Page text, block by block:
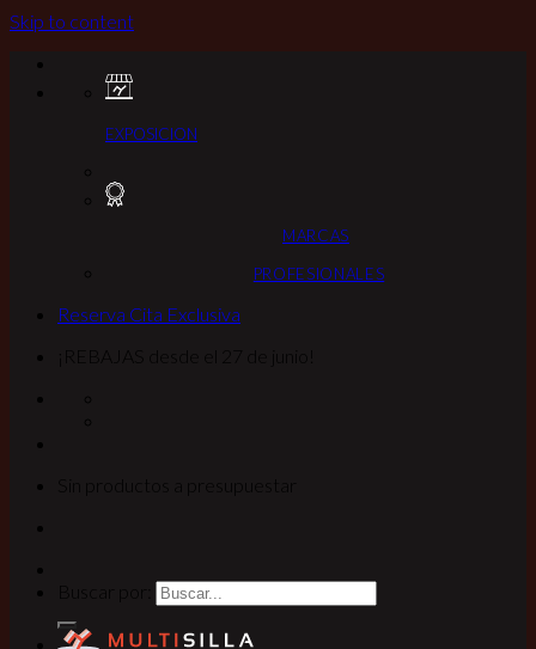
Skip to content
EXPOSICION
MARCAS
PROFESIONALES
Reserva Cita Exclusiva